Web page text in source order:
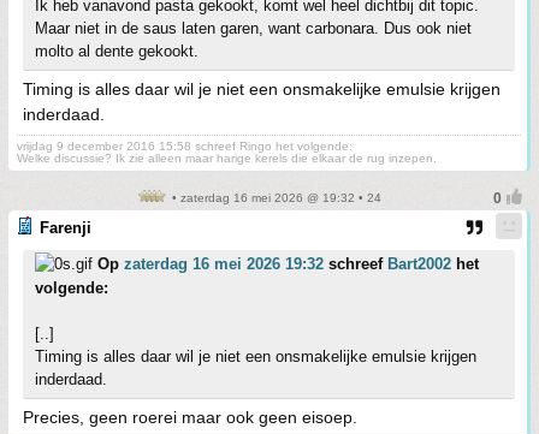
Ik heb vanavond pasta gekookt, komt wel heel dichtbij dit topic.
Maar niet in de saus laten garen, want carbonara. Dus ook niet
molto al dente gekookt.
Timing is alles daar wil je niet een onsmakelijke emulsie krijgen
inderdaad.
vrijdag 9 december 2016 15:58 schreef Ringo het volgende:
Welke discussie? Ik zie alleen maar harige kerels die elkaar de rug inzepen.
• zaterdag 16 mei 2026 @ 19:32 • 24
Farenji
Op zaterdag 16 mei 2026 19:32 schreef Bart2002 het
volgende:
[..]
Timing is alles daar wil je niet een onsmakelijke emulsie krijgen
inderdaad.
Precies, geen roerei maar ook geen eisoep.